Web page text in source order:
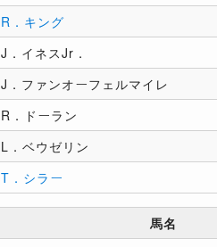
R．キング
J．イネスJr．
J．ファンオーフェルマイレ
R．ドーラン
L．ベウゼリン
T．シラー
馬名